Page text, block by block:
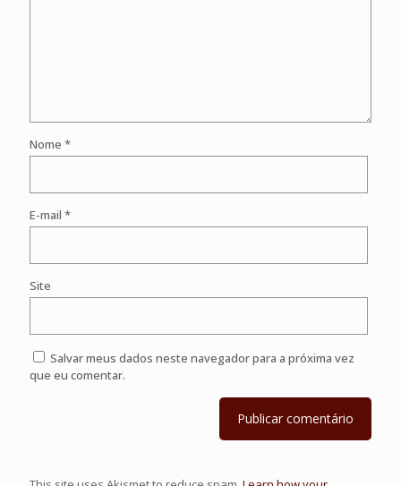
Nome *
E-mail *
Site
Salvar meus dados neste navegador para a próxima vez
que eu comentar.